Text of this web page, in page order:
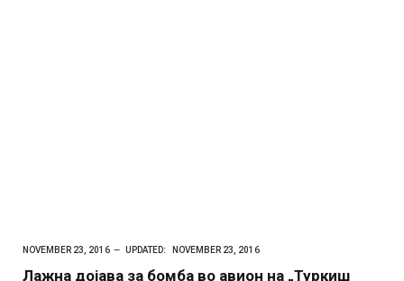
NOVEMBER 23, 2016 UPDATED: NOVEMBER 23, 2016
Лажна дојава за бомба во авион на „Туркиш